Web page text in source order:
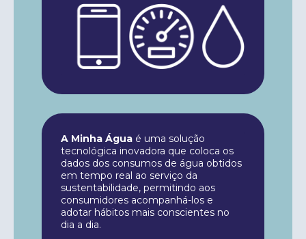
A Minha Águaé uma solução
tecnológica inovadora que coloca os
dados dos consumos de água obtidos
em tempo real ao serviço da
sustentabilidade, permitindo aos
consumidores acompanhá-los e
adotar hábitos mais conscientes no
dia a dia.